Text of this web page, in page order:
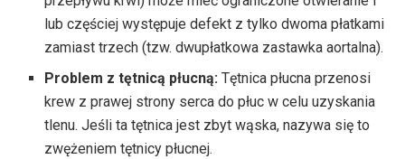
lub częściej występuje defekt z tylko dwoma płatkami
zamiast trzech (tzw. dwupłatkowa zastawka aortalna).
Problem z tętnicą płucną: Tętnica płucna przenosi
krew z prawej strony serca do płuc w celu uzyskania
tlenu. Jeśli ta tętnica jest zbyt wąska, nazywa się to
zwężeniem tętnicy płucnej.